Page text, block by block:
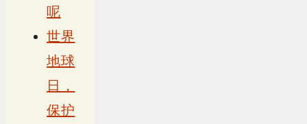
呢
世界
地球
日，
保护